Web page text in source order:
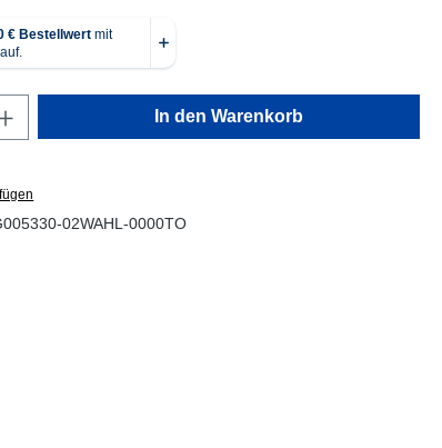
Gib den gewünschten Wert ein
In den Warenkorb
02WAHL-0000TO